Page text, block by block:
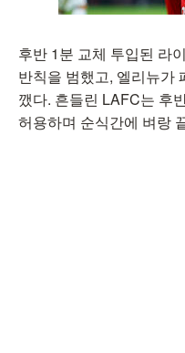
후반 1분 교체 투입된 라
반칙을 범했고, 엘리뉴가
깼다. 흔들린 LAFC는 후
허용하며 순식간에 벼랑